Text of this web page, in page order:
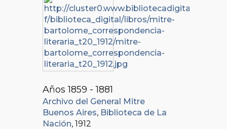
Años 1859 - 1881
Archivo del General Mitre
Buenos Aires, Biblioteca de La
Nación, 1912